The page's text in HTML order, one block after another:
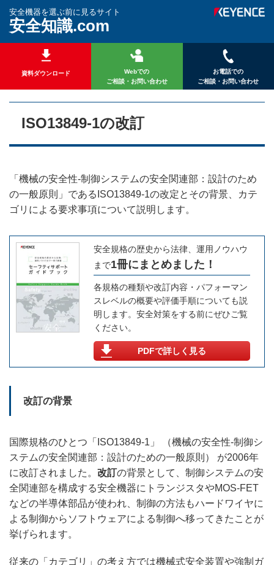
安全機器を選ぶ前に見るサイト
安全知識.com
資料ダウンロード
Webでの
ご相談・お問い合わせ
お電話での
ご相談・お問い合わせ
ISO13849-1の改訂
「機械の安全性-制御システムの安全関連部：設計のため
の一般原則」であるISO13849-1の改定とその背景、カテ
ゴリによる要求事項について説明します。
安全規格の歴史から法律、運用ノウハウ
まで1冊にまとめました！
各規格の種類や改訂内容・パフォーマン
スレベルの概要や評価手順についても説
明します。安全対策をする前にぜひご覧
ください。
PDFで詳しく見る
改訂の背景
国際規格のひとつ「ISO13849-1」 （機械の安全性-制御シ
ステムの安全関連部：設計のための一般原則） が2006年
に改訂されました。 改訂の背景として、制御システムの安
全関連部を構成する安全機器にトランジスタやMOS-FET
などの半導体部品が使われ、制御の方法もハードワイヤに
よる制御からソフトウェアによる制御へ移ってきたことが
挙げられます。
従来の「カテゴリ」の考え方では機械式安全装置や強制ガ